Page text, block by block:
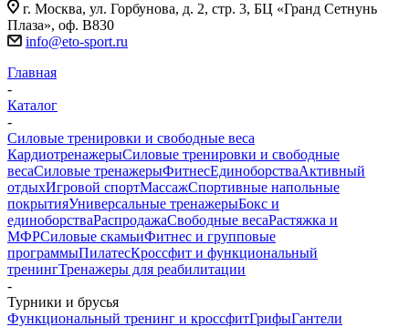
г. Москва, ул. Горбунова, д. 2, стр. 3, БЦ «Гранд Сетнунь
Плаза», оф. В830
info@eto-sport.ru
Главная
-
Каталог
-
Силовые тренировки и свободные веса
КардиотренажерыСиловые тренировки и свободные
весаСиловые тренажерыФитнесЕдиноборстваАктивный
отдыхИгровой спортМассажСпортивные напольные
покрытияУниверсальные тренажерыБокс и
единоборстваРаспродажаСвободные весаРастяжка и
МФРСиловые скамьиФитнес и групповые
программыПилатесКроссфит и функциональный
тренингТренажеры для реабилитации
-
Турники и брусья
Функциональный тренинг и кроссфитГрифыГантели